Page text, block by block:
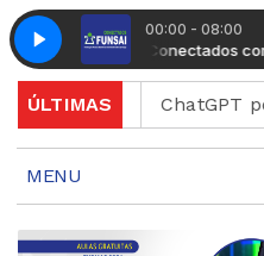
00:00 - 08:00
Manhã Conectados
ÚLTIMASChatGPT pode
MENU